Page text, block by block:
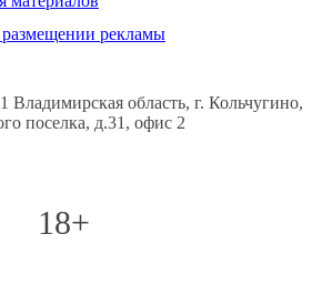
рекламы
Владимирская область, г. Кольчугино,
поселка, д.31, офис 2
18+